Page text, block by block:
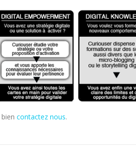
contactez nous.